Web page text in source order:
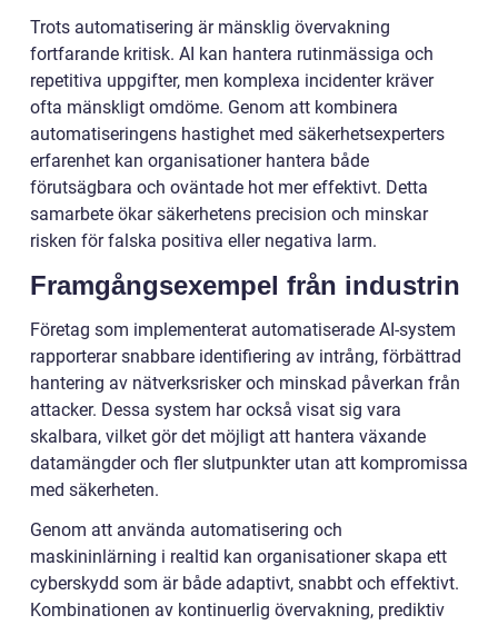
Trots automatisering är mänsklig övervakning
fortfarande kritisk. AI kan hantera rutinmässiga och
repetitiva uppgifter, men komplexa incidenter kräver
ofta mänskligt omdöme. Genom att kombinera
automatiseringens hastighet med säkerhetsexperters
erfarenhet kan organisationer hantera både
förutsägbara och oväntade hot mer effektivt. Detta
samarbete ökar säkerhetens precision och minskar
risken för falska positiva eller negativa larm.
Framgångsexempel från industrin
Företag som implementerat automatiserade AI-system
rapporterar snabbare identifiering av intrång, förbättrad
hantering av nätverksrisker och minskad påverkan från
attacker. Dessa system har också visat sig vara
skalbara, vilket gör det möjligt att hantera växande
datamängder och fler slutpunkter utan att kompromissa
med säkerheten.
Genom att använda automatisering och
maskininlärning i realtid kan organisationer skapa ett
cyberskydd som är både adaptivt, snabbt och effektivt.
Kombinationen av kontinuerlig övervakning, prediktiv